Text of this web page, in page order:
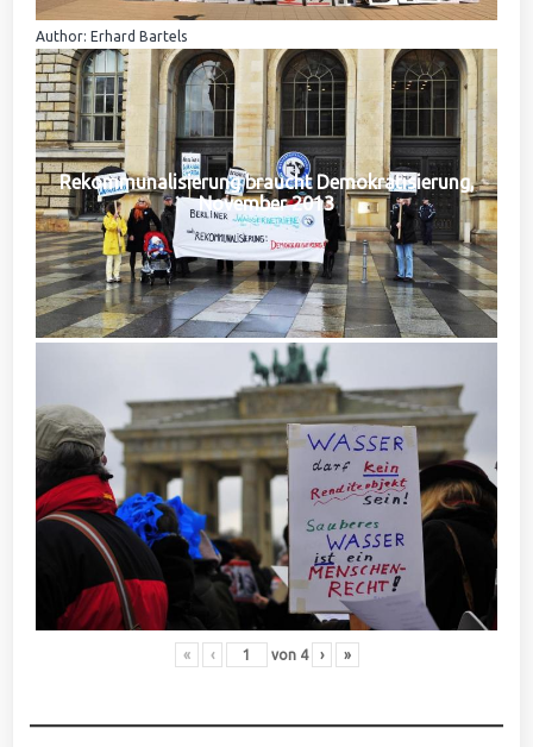
Author: Erhard Bartels
Rekommunalisierung braucht Demokratisierung,
November 2013
« ‹ von 4 › »